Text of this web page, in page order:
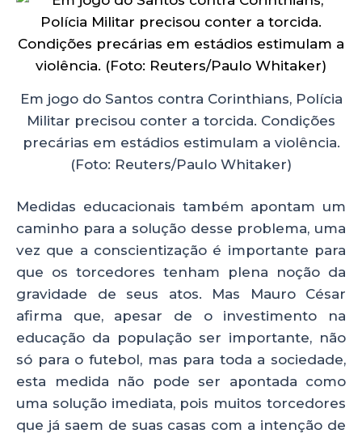
Em jogo do Santos contra Corinthians, Polícia
Militar precisou conter a torcida. Condições
precárias em estádios estimulam a violência.
(Foto: Reuters/Paulo Whitaker)
Medidas educacionais também apontam um
caminho para a solução desse problema, uma
vez que a conscientização é importante para
que os torcedores tenham plena noção da
gravidade de seus atos. Mas Mauro César
afirma que, apesar de o investimento na
educação da população ser importante, não
só para o futebol, mas para toda a sociedade,
esta medida não pode ser apontada como
uma solução imediata, pois muitos torcedores
que já saem de suas casas com a intenção de